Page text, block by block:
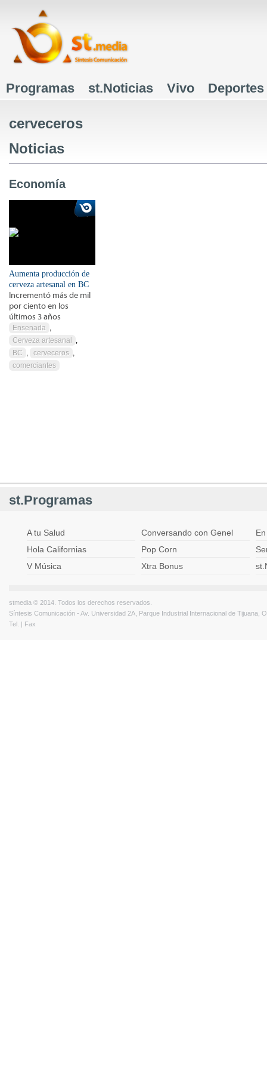
Menú principal
Programas st.Noticias Vivo Deportes
cerveceros
Noticias
Economía
Aumenta producción de
cerveza artesanal en BC
Incrementó más de mil
por ciento en los
últimos 3 años
Ensenada ,
Cerveza artesanal
,
BC , cerveceros ,
comerciantes
st.Programas
A tu Salud Conversando con Genel
Hola Californias
Pop Corn
V Música
Xtra Bonus
stmedia © 2014. Todos los derechos reservados.
Síntesis Comunicación - Av. Universidad 2A, Parque Industrial Internacional de Tijuana,
Tel. | Fax